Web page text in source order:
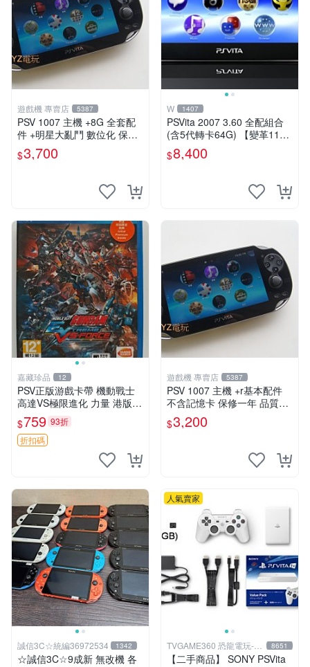
遊戲機 專賣店 5387
PSV 1007 主機 +8G 全套配
件 +明星大亂鬥 數位化 保修
一年 品質有保障
$3,700
W 1407
PSVita 2007 3.60 全配組合
(含5代轉卡64G) 【變革11】
破解改好 + 水晶殼 + 硬殼包
$8,400
嘉藏珍品 12
PSV正版游戲卡帶 機動戰士
高達VS極限進化 力量 港版中
文 盒裝全新未開封，支持所
有日版，港版或其他地區的P
SV游戲機主機，（除外），
$759 93折
折扣碼
遊戲機 專賣店 5387
PSV 1007 主機 +r基本配件
不含記憶卡 保修一年 品質有
保障
$3,200
誠信3C☆統編36972534 1342
☆誠信3C☆9成新 無改機 各
人氣賣家
TVGAME360 恐龍電玩-台
中店
8651
【二手商品】 SONY PSVita